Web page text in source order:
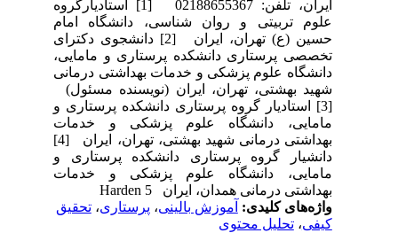
ایران، تلفن: 02188655367 [1] استادیارگروه
علوم تربیتی و روان شناسی، دانشگاه امام
حسین (ع) تهران، ایران [2] دانشجوی دکترای
تخصصی پرستاری دانشکده پرستاری و مامایی،
دانشگاه علوم پزشکی و خدمات بهداشتی درمانی
شهید بهشتی، تهران، ایران (نویسنده مسئول)
[3] استادیار گروه پرستاری دانشکده پرستاری و
مامایی، دانشگاه علوم پزشکی و خدمات
بهداشتی درمانی شهید بهشتی، تهران، ایران [4]
دانشیار گروه پرستاری دانشکده پرستاری و
مامایی، دانشگاه علوم پزشکی و خدمات
بهداشتی درمانی همدان، ایران 5 Harden
واژه‌های کلیدی:آموزش بالینی،پرستاری،تحقیق
کیفی،تحلیل محتوی